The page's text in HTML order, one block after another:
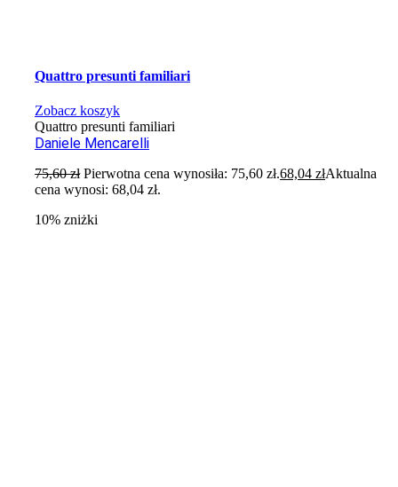
Quattro presunti familiari
Zobacz koszyk
Quattro presunti familiari
Daniele Mencarelli
75,60zł Pierwotna cena wynosiła: 75,60 zł.68,04złAktualna
cena wynosi: 68,04 zł.
10% zniżki